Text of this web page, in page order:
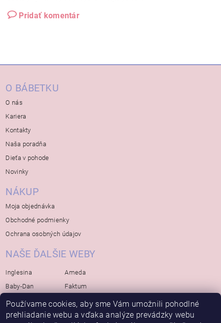
Pridať komentár
O BÁBETKU
O nás
Kariera
Kontakty
Naša poradňa
Dieťa v pohode
Novinky
NÁKUP
Moja objednávka
Obchodné podmienky
Ochrana osobných údajov
NAŠE ĎALŠIE WEBY
Inglesina
Baby-Dan
Rialto
Bébé-Jou
Ameda
Faktum
Koelstra
Bambino-Mio
Používame cookies, aby sme Vám umožnili pohodlné
prehliadanie webu a vďaka analýze prevádzky webu